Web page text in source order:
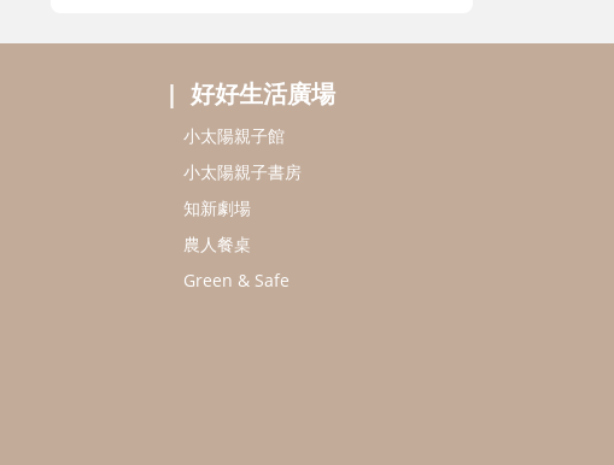
好好生活廣場
小太陽親子館
小太陽親子書房
知新劇場
農人餐桌
Green & Safe